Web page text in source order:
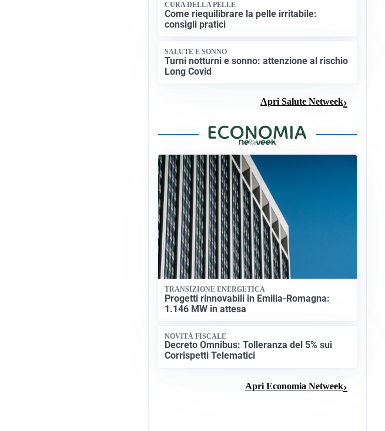
CURA DELLA PELLE
Come riequilibrare la pelle irritabile:
consigli pratici
SALUTE E SONNO
Turni notturni e sonno: attenzione al rischio
Long Covid
Apri Salute Netweek
TRANSIZIONE ENERGETICA
Progetti rinnovabili in Emilia-Romagna:
1.146 MW in attesa
NOVITÀ FISCALE
Decreto Omnibus: Tolleranza del 5% sui
Corrispetti Telematici
Apri Economia Netweek